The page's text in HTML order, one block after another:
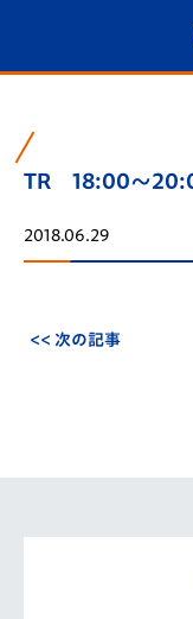
TR 18:00～
2018.06.29
<< 次の記事